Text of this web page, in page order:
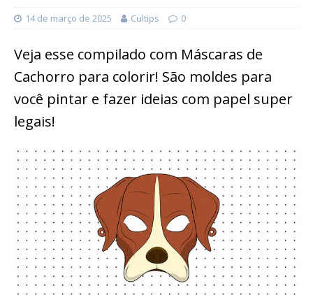
14 de março de 2025 Cultips 0
Veja esse compilado com Máscaras de
Cachorro para colorir! São moldes para
você pintar e fazer ideias com papel super
legais!